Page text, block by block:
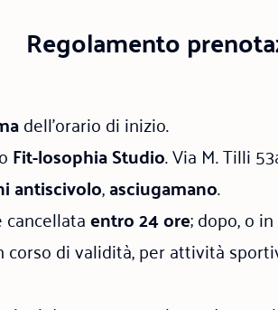
Regolamento
dell’orario di inizio.
Fit-losophia Studio. Via M. Tilli
antiscivolo,asciugamano.
entro 24 ore; dopo, o
corso di validità, per attività